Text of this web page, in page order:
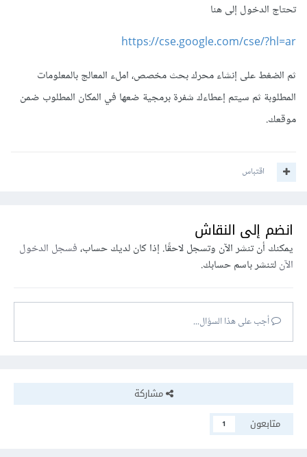
تحتاج الدخول إلى هنا
https://cse.google.com/cse/?hl=ar
ثم الضغط على إنشاء محرك بحث مخصص، املء المعالج بالمعلومات
المطلوبة ثم سيتم إعطاءك شفرة برمجية ضعها في المكان المطلوب ضمن
موقعك.
اقتباس
انضم إلى النقاش
يمكنك أن تنشر الآن وتسجل لاحقًا. إذا كان لديك حساب،فسجل الدخول
الآنلتنشر باسم حسابك.
أجب على هذا السؤال...
مشاركة
متابعون
1